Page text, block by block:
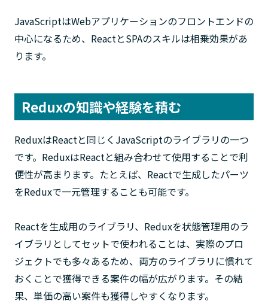
JavaScriptはWebアプリケーションのフロントエンドの
中心になるため、ReactとSPAのスキルは相乗効果があ
ります。
Reduxの知識や経験を積む
ReduxはReactと同じくJavaScriptのライブラリの一つ
です。ReduxはReactと組み合わせて使用することで利
便性が高まります。たとえば、Reactで生成したパーツ
をReduxで一元管理することも可能です。
Reactを生成用のライブラリ、Reduxを状態管理用のラ
イブラリとしてセットで使われることは、実際のプロ
ジェクトでも多々あるため、両方のライブラリに慣れて
おくことで獲得できる案件の幅が広がります。その結
果、単価の高い案件も獲得しやすくなります。